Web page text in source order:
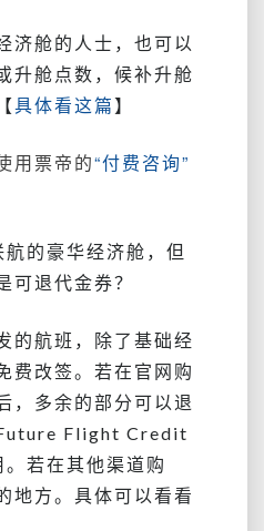
济舱的人士，也可以
升舱点数，候补升舱
具体看这篇】
用票帝的“付费咨询”
的豪华经济舱，但
可退代金券？
的航班，除了基础经
费改签。若在官网购
，多余的部分可以退
Flight Credit
若在其他渠道购
地方。具体可以看看